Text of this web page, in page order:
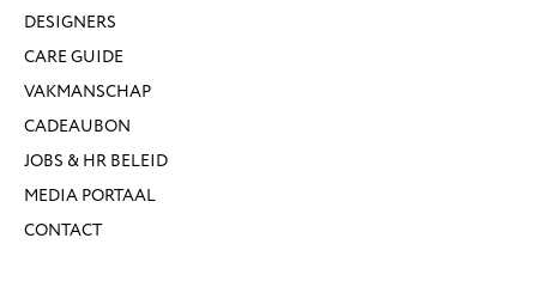
DESIGNERS
CARE GUIDE
VAKMANSCHAP
CADEAUBON
JOBS & HR BELEID
MEDIA PORTAAL
CONTACT